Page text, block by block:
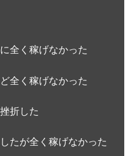
全く稼げなかった
全く稼げなかった
折した
たが全く稼げなかった